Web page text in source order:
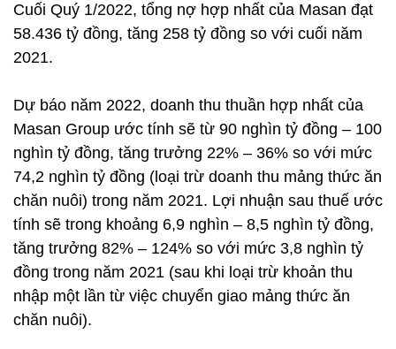
Cuối Quý 1/2022, tổng nợ hợp nhất của Masan đạt
58.436 tỷ đồng, tăng 258 tỷ đồng so với cuối năm
2021.
Dự báo năm 2022, doanh thu thuần hợp nhất của
Masan Group ước tính sẽ từ 90 nghìn tỷ đồng – 100
nghìn tỷ đồng, tăng trưởng 22% – 36% so với mức
74,2 nghìn tỷ đồng (loại trừ doanh thu mảng thức ăn
chăn nuôi) trong năm 2021. Lợi nhuận sau thuế ước
tính sẽ trong khoảng 6,9 nghìn – 8,5 nghìn tỷ đồng,
tăng trưởng 82% – 124% so với mức 3,8 nghìn tỷ
đồng trong năm 2021 (sau khi loại trừ khoản thu
nhập một lần từ việc chuyển giao mảng thức ăn
chăn nuôi).